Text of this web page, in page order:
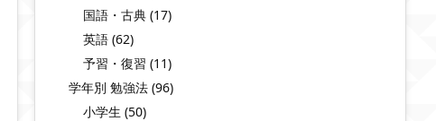
国語・古典 (17)
英語 (62)
予習・復習 (11)
学年別 勉強法 (96)
小学生 (50)